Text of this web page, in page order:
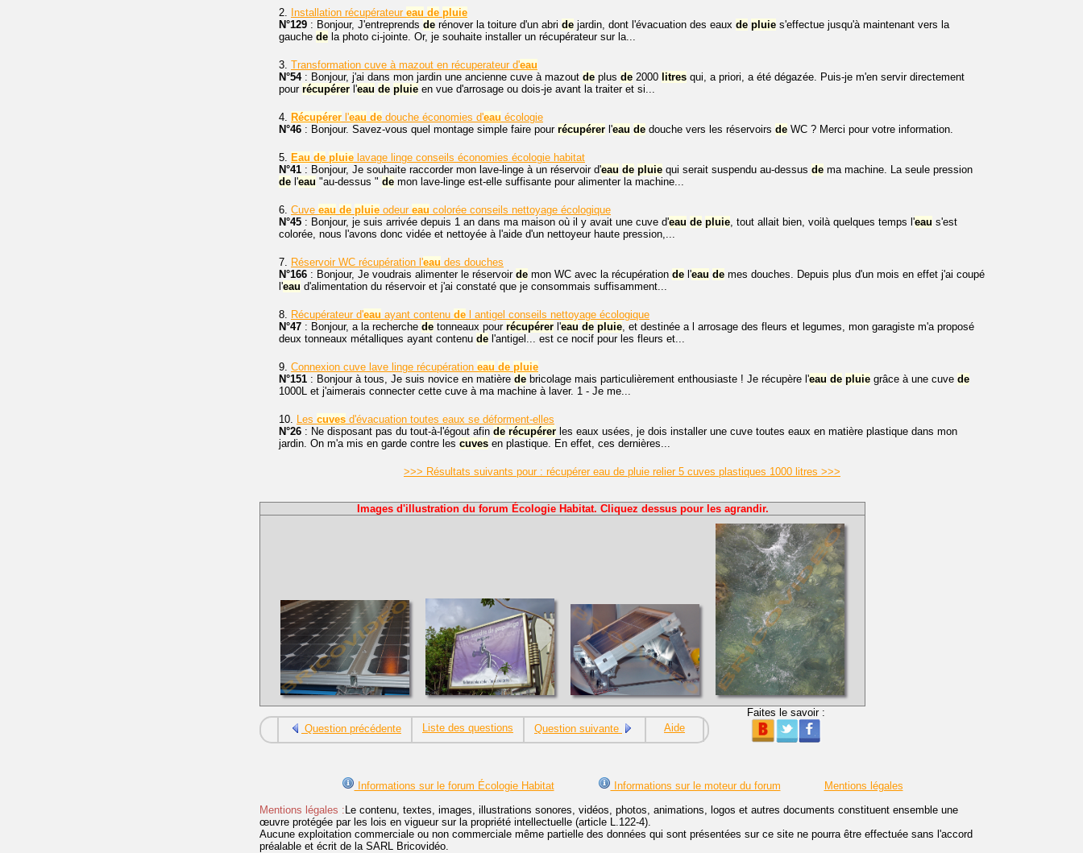
2. Installation récupérateur eau de pluie
N°129 : Bonjour, J'entreprends de rénover la toiture d'un abri de jardin, dont l'évacuation des eaux de pluie s'effectue jusqu'à maintenant vers la
gauche de la photo ci-jointe. Or, je souhaite installer un récupérateur sur la...
3. Transformation cuve à mazout en récuperateur d'eau
N°54: Bonjour, j'ai dans mon jardin une ancienne cuve à mazout de plus de 2000 litres qui, a priori, a été dégazée. Puis-je m'en servir directement
pour récupérer l'eau de pluie en vue d'arrosage ou dois-je avant la traiter et si...
4. Récupérer l'eau de douche économies d'eau écologie
N°46 : Bonjour. Savez-vous quel montage simple faire pour récupérer l'eau de douche vers les réservoirs de WC ? Merci pour votre information.
5. Eau de pluie lavage linge conseils économies écologie habitat
N°41 : Bonjour, Je souhaite raccorder mon lave-linge à un réservoir d'eau de pluie qui serait suspendu au-dessus de ma machine. La seule pression
de l'eau "au-dessus " de mon lave-linge est-elle suffisante pour alimenter la machine...
6. Cuve eau de pluie odeur eau colorée conseils nettoyage écologique
N°45 : Bonjour, je suis arrivée depuis 1 an dans ma maison où il y avait une cuve d'eau de pluie, tout allait bien, voilà quelques temps l'eau s'est
colorée, nous l'avons donc vidée et nettoyée à l'aide d'un nettoyeur haute pression,...
7. Réservoir WC récupération l'eau des douches
N°166 : Bonjour, Je voudrais alimenter le réservoir de mon WC avec la récupération de l'eau de mes douches. Depuis plus d'un mois en effet j'ai coupé
l'eau d'alimentation du réservoir et j'ai constaté que je consommais suffisamment...
8. Récupérateur d'eau ayant contenu de l antigel conseils nettoyage écologique
N°47 : Bonjour, a la recherche de tonneaux pour récupérer l'eau de pluie, et destinée a l arrosage des fleurs et legumes, mon garagiste m'a proposé
deux tonneaux métalliques ayant contenu de l'antigel... est ce nocif pour les fleurs et...
9. Connexion cuve lave linge récupération eau de pluie
N°151 : Bonjour à tous, Je suis novice en matière de bricolage mais particulièrement enthousiaste ! Je récupère l'eau de pluie grâce à une cuve de
1000L et j'aimerais connecter cette cuve à ma machine à laver. 1 - Je me...
10. Les cuves d'évacuation toutes eaux se déforment-elles
N°26 : Ne disposant pas du tout-à-l'égout afin de récupérer les eaux usées, je dois installer une cuve toutes eaux en matière plastique dans mon
jardin. On m'a mis en garde contre les cuves en plastique. En effet, ces dernières...
>>> Résultats suivants pour : récupérer eau de pluie relier 5 cuves plastiques 1000 litres >>>
Images d'illustration du forum Écologie Habitat. Cliquez dessus pour les agrandir.
Question précédente Liste des questions Question suivante Aide
Faites le savoir :
Informations sur le forum Écologie Habitat Informations sur le moteur du forum
Mentions légales
Mentions légales : Le contenu, textes, images, illustrations sonores, vidéos, photos, animations, logos et autres documents constituent ensemble une
œuvre protégée par les lois en vigueur sur la propriété intellectuelle (article L.122-4).
Aucune exploitation commerciale ou non commerciale même partielle des données qui sont présentées sur ce site ne pourra être effectuée sans l'accord
préalable et écrit de la SARL Bricovidéo.